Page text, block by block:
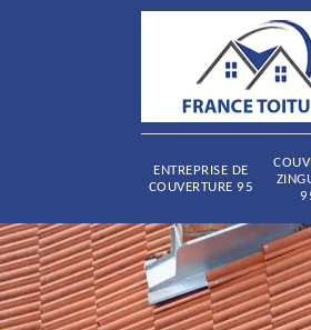
ENTREPRISE DE
COUVERTURE 95